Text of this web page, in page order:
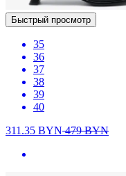
Быстрый просмотр
35
36
37
38
39
40
311.35 BYN479BYN